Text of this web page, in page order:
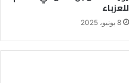
للعزباء
8 يونيو، 2025